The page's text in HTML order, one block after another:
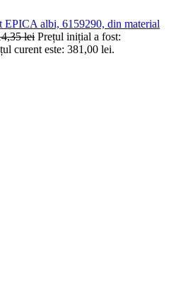
EPICA albi, 6159290, din material
lei Prețul inițial a fost:
curent este: 381,00 lei.